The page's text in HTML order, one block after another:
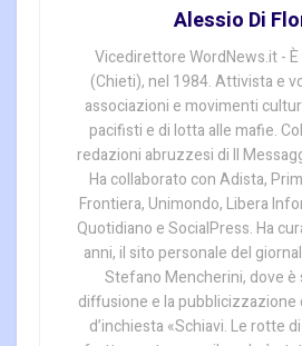
Alessio Di
Vicedirettore WordNews.it -
(Chieti), nel 1984. Attivista e
associazioni e movimenti
pacifisti e di lotta alle mafie.
redazioni abruzzesi di Il
Ha collaborato con Adista,
Frontiera, Unimondo, Libera
Quotidiano e SocialPress. Ha
anni, il sito personale del
Stefano Mencherini, dove è
diffusione e la
d’inchiesta «Schiavi. Le rotte